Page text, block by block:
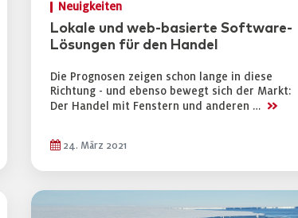
Neuigkeiten
Lokale und web-basierte Software-
Lösungen für den Handel
Die Prognosen zeigen schon lange in diese
Richtung - und ebenso bewegt sich der Markt:
Der Handel mit Fenstern und anderen … >>
24. März 2021